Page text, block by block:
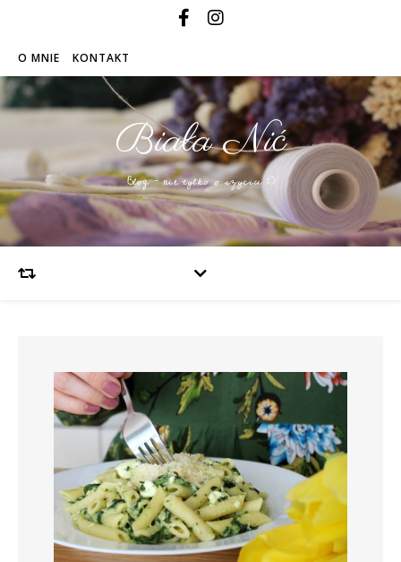
O MNIE KONTAKT
Biała Nić
Blog – nie tylko o szyciu :)